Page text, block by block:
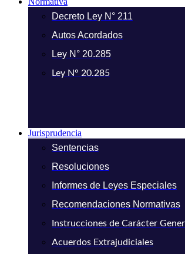
Decreto Ley N° 211
Autos Acordados
Ley N° 20.285
Ley N° 20.285
Jurisprudencia
Sentencias
Resoluciones
Informes de Leyes Especiales
Recomendaciones Normativas
Instrucciones de Carácter
Acuerdos Extrajudiciales